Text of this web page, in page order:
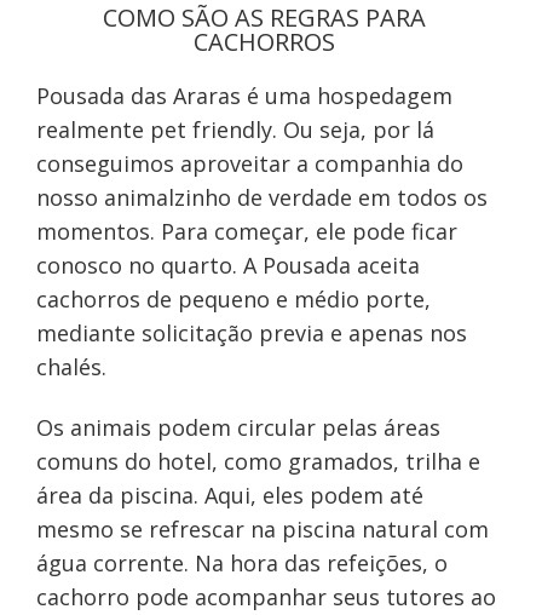
COMO SÃO AS REGRAS PARA
CACHORROS
Pousada das Araras é uma hospedagem
realmente pet friendly. Ou seja, por lá
conseguimos aproveitar a companhia do
nosso animalzinho de verdade em todos os
momentos. Para começar, ele pode ficar
conosco no quarto. A Pousada aceita
cachorros de pequeno e médio porte,
mediante solicitação previa e apenas nos
chalés.
Os animais podem circular pelas áreas
comuns do hotel, como gramados, trilha e
área da piscina. Aqui, eles podem até
mesmo se refrescar na piscina natural com
água corrente. Na hora das refeições, o
cachorro pode acompanhar seus tutores ao